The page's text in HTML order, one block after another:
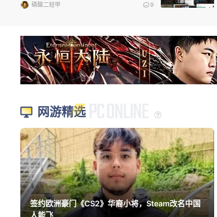
磷酸二轻甲 9
网游精选
签约欧洲豪门《CS2》华裔小将，Steam改名中国